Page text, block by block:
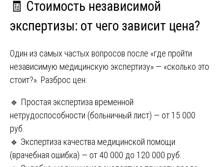
🧾 Стоимость независимой
экспертизы: от чего зависит цена?
Один из самых частых вопросов после «где пройти
независимую медицинскую экспертизу» — «сколько это
стоит?». Разброс цен:
🔹 Простая экспертиза временной
нетрудоспособности (больничный лист) — от 15 000
руб.
🔹 Экспертиза качества медицинской помощи
(врачебная ошибка) — от 40 000 до 120 000 руб.